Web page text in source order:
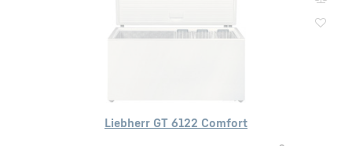
Liebherr GT 6122 Comfort